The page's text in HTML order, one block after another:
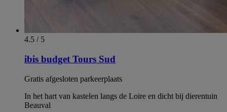
4.5 / 5
ibis budget Tours Sud
Gratis afgesloten parkeerplaats
In het hart van kastelen langs de Loire en dicht bij dierentuin
Beauval